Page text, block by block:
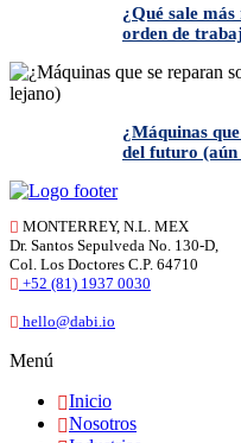
¿Qué sale
orden de
¿Máquinas
del futuro
MONTERREY, N.L. MEX
Dr. Santos Sepulveda No. 130-D,
Col. Los Doctores C.P. 64710
+52 (81) 1937 0030
hello@dabi.io
Menú
Inicio
Nosotros